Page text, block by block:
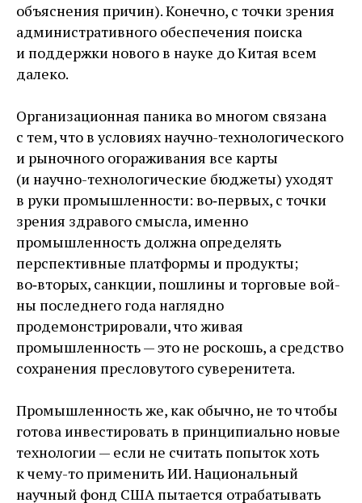
объяснения причин). Конечно, с точки зрения
административного обеспечения поиска
и поддержки нового в науке до Китая всем
далеко.
Организационная паника во многом связана
с тем, что в условиях научно-­технологического
и рыночного огораживания все карты
(и научно-­технологические бюджеты) уходят
в руки промышленности: во‑первых, с точки
зрения здравого смысла, именно
промышленность должна определять
перспективные платформы и продукты;
во‑вторых, санкции, пошлины и торговые вой­
ны последнего года наглядно
продемонстрировали, что живая
промышленность — ​это не роскошь, а средство
сохранения пресловутого суверенитета.
Промышленность же, как обычно, не то чтобы
готова инвестировать в принципиально новые
технологии — ​если не считать попыток хоть
к чему-то применить ИИ. Национальный
научный фонд США пытается отрабатывать